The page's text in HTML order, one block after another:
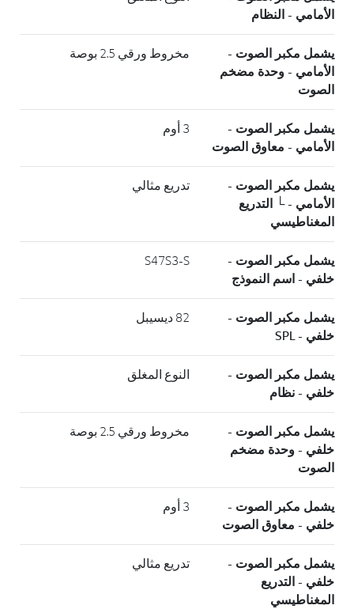
الأمامي - النظام
يشمل مكبر الصوت -
الأمامي - وحدة مضخم
الصوت
مخروط ورقي 2.5 بوصة
يشمل مكبر الصوت -
الأمامي - معاوق الصوت
3 أوم
يشمل مكبر الصوت -
الأمامي - └ التدريع
المغناطيسي
تدريع مثالي
يشمل مكبر الصوت -
خلفي - اسم النموذج
S47S3-S
يشمل مكبر الصوت -
خلفي - SPL
82 ديسيبل
يشمل مكبر الصوت -
خلفي - نظام
النوع المغلق
يشمل مكبر الصوت -
خلفي - وحدة مضخم
الصوت
مخروط ورقي 2.5 بوصة
يشمل مكبر الصوت -
خلفي - معاوق الصوت
3 أوم
يشمل مكبر الصوت -
خلفي - التدريع
المغناطيسي
تدريع مثالي